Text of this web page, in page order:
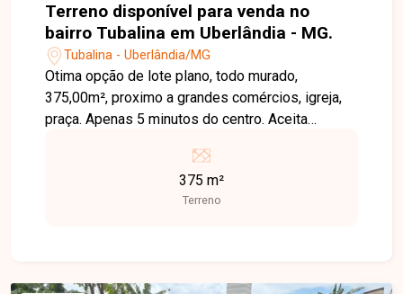
Terreno disponível para venda no
bairro Tubalina em Uberlândia - MG.
Tubalina - Uberlândia/MG
Otima opção de lote plano, todo murado,
375,00m², proximo a grandes comércios, igreja,
praça. Apenas 5 minutos do centro. Aceita
375 m²
Terreno